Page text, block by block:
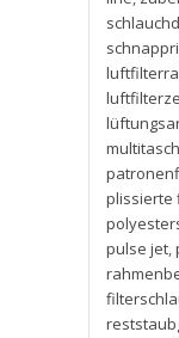
plissierte
pulse jet,